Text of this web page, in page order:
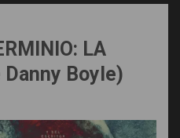
LA
Danny Boyle)